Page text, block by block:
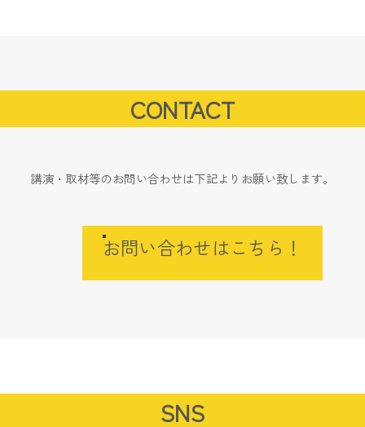
CONTACT
講演・取材等のお問い合わせは下記よりお願い致します。
お問い合わせはこちら！
SNS